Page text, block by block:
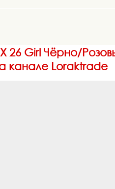
26 Girl Чёрно/
канале Loraktrade